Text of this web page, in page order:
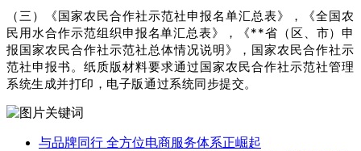
（三）《国家农民合作社示范社申报名单汇总表》，《全国农
民用水合作示范组织申报名单汇总表》，《**省（区、市）申
报国家农民合作社示范社总体情况说明》，国家农民合作社示
范社申报书。纸质版材料要求通过国家农民合作社示范社管理
系统生成并打印，电子版通过系统同步提交。
与品牌同行 全方位电商服务体系正崛起